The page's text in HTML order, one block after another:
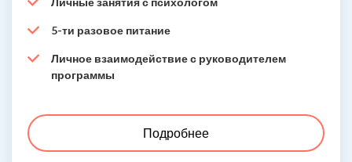
5-ти разовое питание
Личное взаимодействие с руководителем
программы
Подробнее